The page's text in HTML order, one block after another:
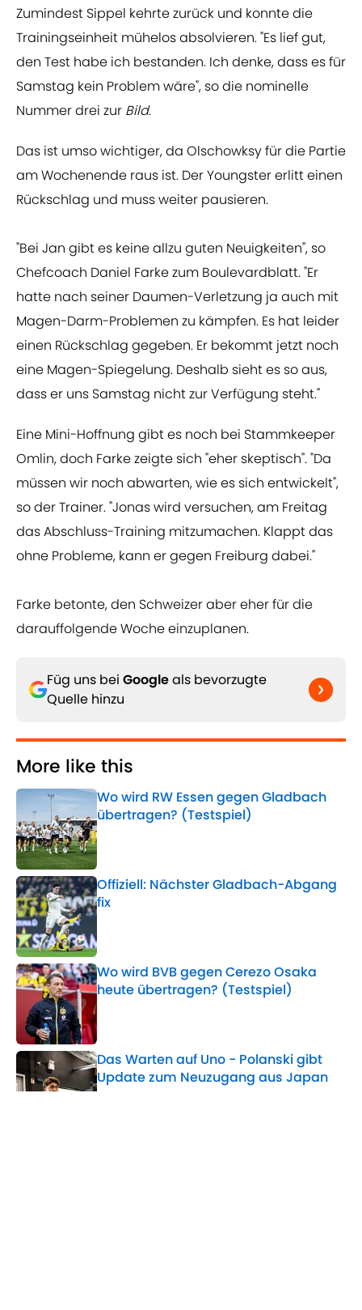
Zumindest Sippel kehrte zurück und konnte die
Trainingseinheit mühelos absolvieren. "Es lief gut,
den Test habe ich bestanden. Ich denke, dass es für
Samstag kein Problem wäre", so die nominelle
Nummer drei zur Bild.
Das ist umso wichtiger, da Olschowksy für die Partie
am Wochenende raus ist. Der Youngster erlitt einen
Rückschlag und muss weiter pausieren.
"Bei Jan gibt es keine allzu guten Neuigkeiten", so
Chefcoach Daniel Farke zum Boulevardblatt. "Er
hatte nach seiner Daumen-Verletzung ja auch mit
Magen-Darm-Problemen zu kämpfen. Es hat leider
einen Rückschlag gegeben. Er bekommt jetzt noch
eine Magen-Spiegelung. Deshalb sieht es so aus,
dass er uns Samstag nicht zur Verfügung steht."
Eine Mini-Hoffnung gibt es noch bei Stammkeeper
Omlin, doch Farke zeigte sich "eher skeptisch". "Da
müssen wir noch abwarten, wie es sich entwickelt",
so der Trainer. "Jonas wird versuchen, am Freitag
das Abschluss-Training mitzumachen. Klappt das
ohne Probleme, kann er gegen Freiburg dabei."
Farke betonte, den Schweizer aber eher für die
darauffolgende Woche einzuplanen.
Füg uns bei Googleals bevorzugte
Quelle hinzu
More like this
Wo wird RW Essen gegen Gladbach
übertragen? (Testspiel)
Published by on Invalid Date
Offiziell: Nächster Gladbach-Abgang
fix
Published by on Invalid Date
Wo wird BVB gegen Cerezo Osaka
heute übertragen? (Testspiel)
Published by on Invalid Date
Das Warten auf Uno - Polanski gibt
Update zum Neuzugang aus Japan
Published by on Invalid Date